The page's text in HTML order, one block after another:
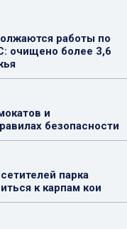
работы по
очищено более 3,6
и
безопасности
парка
к карпам кои